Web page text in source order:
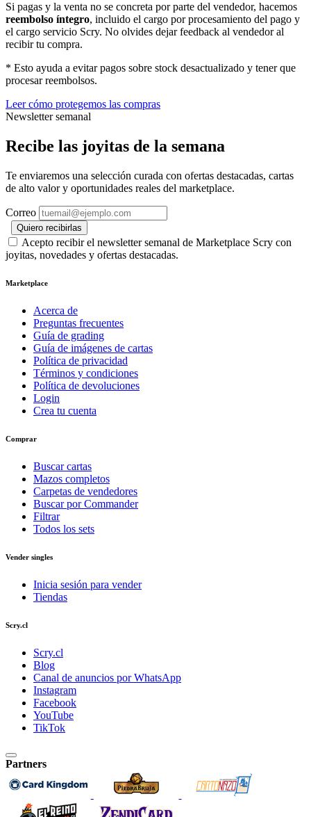
Si pagas y la venta no se concreta por parte del vendedor, hacemos
reembolso íntegro, incluido el cargo por procesamiento del pago y
el cargo servicio Scry. No olvides dejar feedback al vendedor al
recibir tu compra.
* Esto ayuda a evitar pagos sobre stock desactualizado y tener que
procesar reembolsos.
Leer cómo protegemos las compras
Newsletter semanal
Recibe las joyitas de la semana
Te enviaremos una selección curada con ofertas destacadas, cartas
de alto valor y oportunidades reales del marketplace.
Correo
Quiero recibirlas
Acepto recibir el newsletter semanal de Marketplace Scry con
joyitas, novedades y ofertas destacadas.
Marketplace
Acerca de
Preguntas frecuentes
Guía de grading
Guía de imágenes de cartas
Política de privacidad
Términos y condiciones
Política de devoluciones
Login
Crea tu cuenta
Comprar
Buscar cartas
Mazos completos
Carpetas de vendedores
Buscar por Commander
Filtrar
Todos los sets
Vender singles
Inicia sesión para vender
Tiendas
Scry.cl
Scry.cl
Blog
Canal de anuncios por WhatsApp
Instagram
Facebook
YouTube
TikTok
Partners